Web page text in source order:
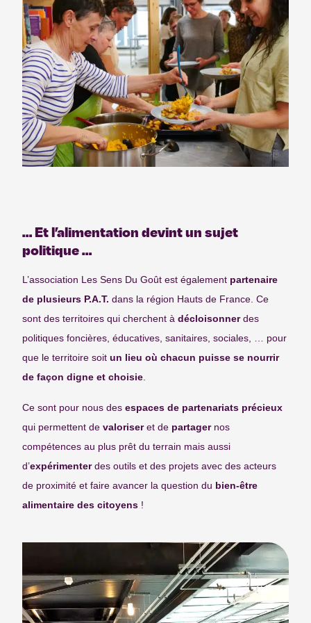
… Et l’alimentation devint un sujet
politique …
L’association Les Sens Du Goût est également partenaire
de plusieurs P.A.T. dans la région Hauts de France. Ce
sont des territoires qui cherchent à décloisonnerdes
politiques foncières, éducatives, sanitaires, sociales, … pour
que le territoire soit un lieu où chacun puisse se nourrir
de façon digne et choisie.
Ce sont pour nous des espaces de partenariats précieux
qui permettent de valoriseret de partagernos
compétences au plus prêt du terrain mais aussi
d’expérimenterdes outils et des projets avec des acteurs
de proximité et faire avancer la question du bien-être
alimentaire des citoyens !